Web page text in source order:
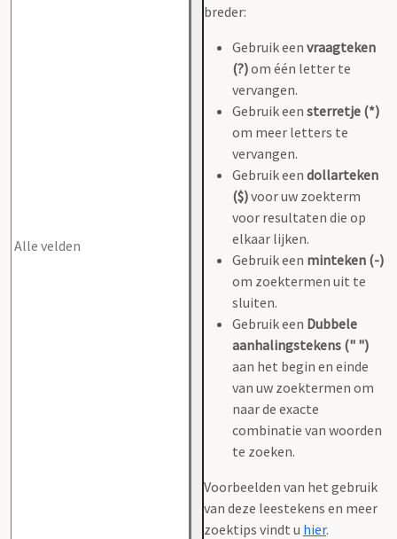
breder:
Gebruik een vraagteken
(?)om één letter te
vervangen.
Gebruik een sterretje (*)
om meer letters te
vervangen.
Gebruik een dollarteken
($)voor uw zoekterm
voor resultaten die op
elkaar lijken.
Gebruik een minteken (-)
om zoektermen uit te
sluiten.
Gebruik een Dubbele
aanhalingstekens (" ")
aan het begin en einde
van uw zoektermen om
naar de exacte
combinatie van woorden
te zoeken.
Voorbeelden van het gebruik
van deze leestekens en meer
zoektips vindt u hier.